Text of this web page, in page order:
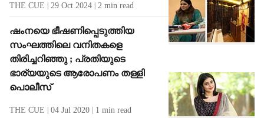
s
l
t
s
THE CUE 29 Oct 2024 2 min read
ഷംനയെ ഭീഷണിപ്പെടുത്തിയ
സംഘത്തിലെ വനിതകളെ
തിരിച്ചറിഞ്ഞു ; പ്രതിയുടെ
ഭാര്യയുടെ ആരോപണം തള്ളി
പൊലീസ്
THE CUE 04 Jul 2020 1 min read